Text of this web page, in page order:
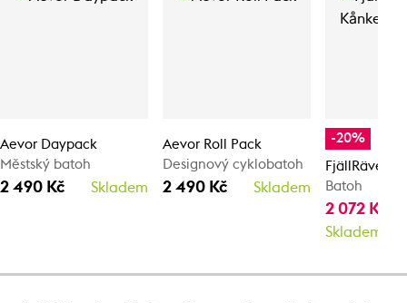
Aevor Daypack
Městský batoh
2 490 Kč Skladem
Aevor Roll Pack
Designový cyklobatoh
2 490 Kč Skladem
-20%
FjällRäven
Batoh
2 072 Kč
Skladem